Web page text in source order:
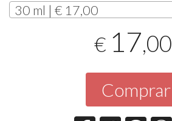
30 ml | € 17,00
€ 17,00
Comprar